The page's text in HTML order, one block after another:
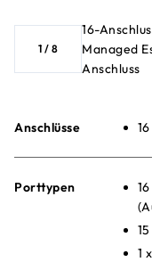
1 / 8
16-
Managed
Anschluss
Anschlüsse
Porttypen
1